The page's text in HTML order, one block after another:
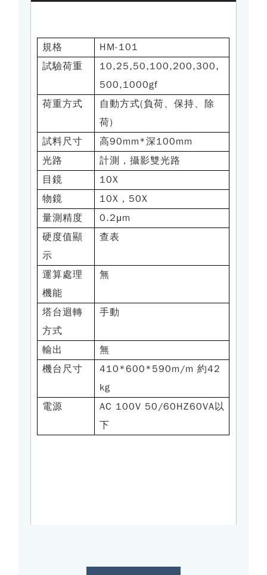
規格
HM-101
試驗荷重
10,25,50,100,200,300,
500,1000gf
荷重方式
自動方式(負荷、保持、除
荷)
試料尺寸
高90mm*深100mm
光路
計測，攝影雙光路
目鏡
10X
物鏡
10X，50X
量測精度
0.2μm
硬度值顯
示
查表
運算處理
機能
無
塔台迴轉
方式
手動
輸出
無
機台尺寸
410*600*590m/m 約42
kg
電源
AC 100V 50/60HZ60VA以
下